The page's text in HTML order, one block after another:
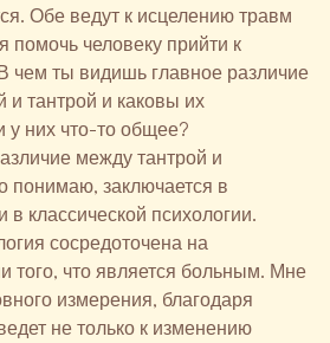
Обе ведут к исцелению травм
помочь человеку прийти к
чем ты видишь главное различие
и тантрой и каковы их
у них что-то общее?
между тантрой и
понимаю, заключается в
в классической психологии.
сосредоточена на
того, что является больным. Мне
измерения, благодаря
не только к изменению